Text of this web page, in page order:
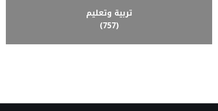
تربية وتعليم
(757)